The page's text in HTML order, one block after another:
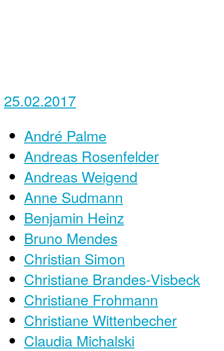
25.02.2017
André Palme
Andreas Rosenfelder
Andreas Weigend
Anne Sudmann
Benjamin Heinz
Bruno Mendes
Christian Simon
Christiane Brandes-Visbeck
Christiane Frohmann
Christiane Wittenbecher
Claudia Michalski